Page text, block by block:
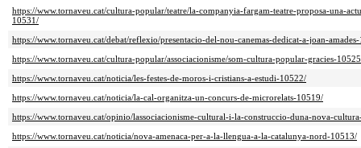
https://www.tornaveu.cat/cultura-popular/teatre/la-companyia-fargam-teatre-proposa-una-
10531/
https://www.tornaveu.cat/debat/reflexio/presentacio-del-nou-canemas-dedicat-a-joan-
https://www.tornaveu.cat/cultura-popular/associacionisme/som-cultura-popular-gracies-
https://www.tornaveu.cat/noticia/les-festes-de-moros-i-cristians-a-estudi-10522/
https://www.tornaveu.cat/noticia/la-cal-organitza-un-concurs-de-microrelats-10519/
https://www.tornaveu.cat/opinio/lassociacionisme-cultural-i-la-construccio-duna-nova-
https://www.tornaveu.cat/noticia/nova-amenaca-per-a-la-llengua-a-la-catalunya-nord-10513/